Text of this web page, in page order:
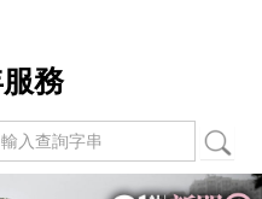
務
form
搜尋